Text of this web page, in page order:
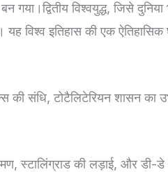
विश्वयुद्ध, जिसे दुनिया
विश्व इतिहास की एक ऐतिहासिक
की संधि, टोटैलिटेरियन शासन का
स्टालिंग्राड की लड़ाई, और डी-डे